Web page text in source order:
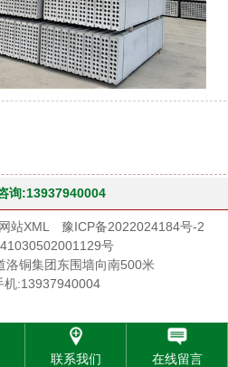
询:13937940004
网站XML
豫ICP备2022024184号-2
号
洛铜集团东围墙向南500米
:13937940004
联系我们 在线留言